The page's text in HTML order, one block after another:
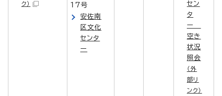
ク）
17号
安佐南
区文化
センタ
ー
セン
タ
ー
空き
状況
照会
（外
部リ
ンク）